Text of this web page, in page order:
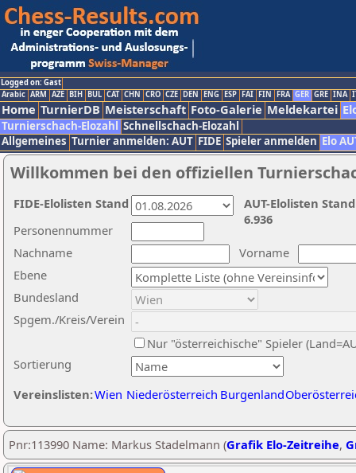
Logged on: Gast
Arabic ARM AZE BIH BUL CAT CHN CRO CZE DEN ENG ESP FAI FIN FRA GER GRE INA
Home TurnierDB Meisterschaft Foto-Galerie Meldekartei
Turnierschach-Elozahl Schnellschach-Elozahl
Allgemeines Turnier anmelden: AUT FIDE Spieler anmelden Elo
Willkommen bei den offiziellen
Nachname
Vorname
Ebene
Sortierung
Personennummer
Bundesland
Spgem./Kreis/Verein
Nur "österreichische" Spieler
Vereinslisten:Wien Niederösterreich Burgenland
AUT-Elolisten
6.936
FIDE-Elolisten Stand
Pnr:113990 Name: Markus Stadelmann (Grafik Elo-Zeitreihe,